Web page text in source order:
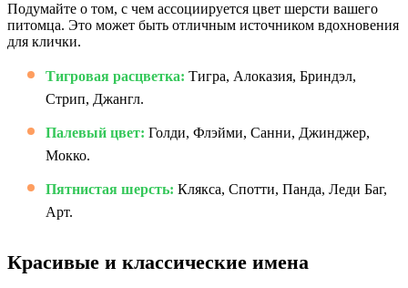
Подумайте о том, с чем ассоциируется цвет шерсти вашего
питомца. Это может быть отличным источником вдохновения
для клички.
Тигровая расцветка: Тигра, Алоказия, Бриндэл,
Стрип, Джангл.
Палевый цвет: Голди, Флэйми, Санни, Джинджер,
Мокко.
Пятнистая шерсть: Клякса, Спотти, Панда, Леди Баг,
Арт.
Красивые и классические имена